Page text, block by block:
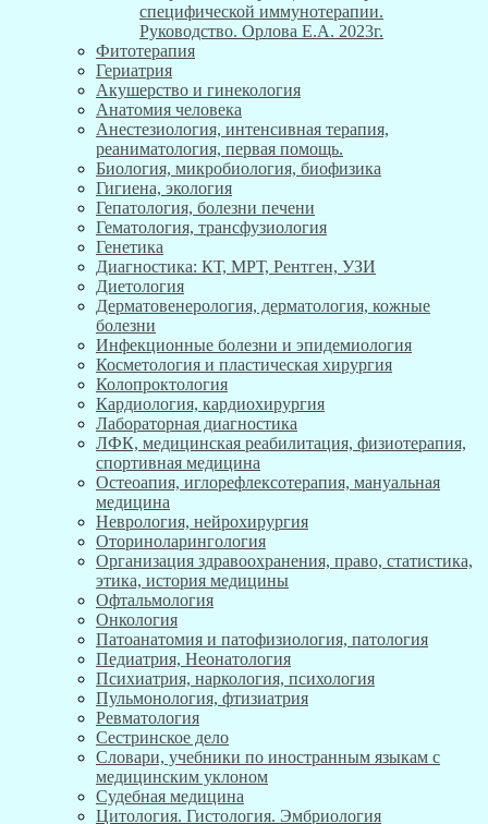
специфической иммунотерапии.
Руководство. Орлова Е.А. 2023г.
Фитотерапия
Гериатрия
Акушерство и гинекология
Анатомия человека
Анестезиология, интенсивная терапия,
реаниматология, первая помощь.
Биология, микробиология, биофизика
Гигиена, экология
Гепатология, болезни печени
Гематология, трансфузиология
Генетика
Диагностика: КТ, МРТ, Рентген, УЗИ
Диетология
Дерматовенерология, дерматология, кожные
болезни
Инфекционные болезни и эпидемиология
Косметология и пластическая хирургия
Колопроктология
Кардиология, кардиохирургия
Лабораторная диагностика
ЛФК, медицинская реабилитация, физиотерапия,
спортивная медицина
Остеоапия, иглорефлексотерапия, мануальная
медицина
Неврология, нейрохирургия
Оториноларингология
Организация здравоохранения, право, статистика,
этика, история медицины
Офтальмология
Онкология
Патоанатомия и патофизиология, патология
Педиатрия, Неонатология
Психиатрия, наркология, психология
Пульмонология, фтизиатрия
Ревматология
Сестринское дело
Словари, учебники по иностранным языкам с
медицинским уклоном
Судебная медицина
Цитология. Гистология. Эмбриология